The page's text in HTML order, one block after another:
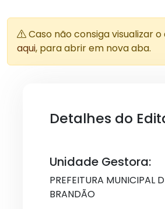
Caso não consiga visualizar
aqui, para abrir em nova aba.
Detalhes do
Unidade Gestora:
PREFEITURA MUNICIPAL
BRANDÃO